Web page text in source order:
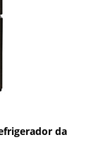
da